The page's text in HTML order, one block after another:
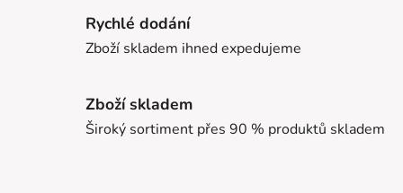
Rychlé dodání
Zboží skladem ihned expedujeme
Zboží skladem
Široký sortiment přes 90 % produktů skladem